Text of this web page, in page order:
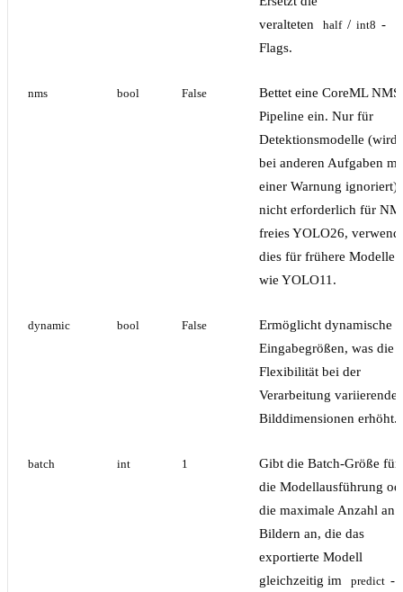
veralteten
half / int8 -
Flags.
nms bool False
Bettet eine CoreML
Pipeline ein. Nur für
Detektionsmodelle (wird
bei anderen Aufgaben
einer Warnung ignoriert);
nicht erforderlich für
freies YOLO26,
dies für frühere Modelle
wie YOLO11.
dynamic bool False
Ermöglicht dynamische
Eingabegrößen, was die
Flexibilität bei der
Verarbeitung variierender
Bilddimensionen erhöht.
batch int 1
Gibt die Batch-Größe für
die Modellausführung
die maximale Anzahl an
Bildern an, die das
exportierte Modell
gleichzeitig im
predict -